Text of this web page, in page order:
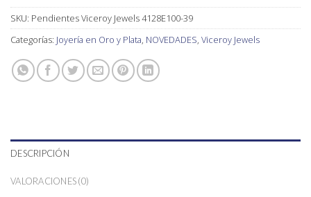
SKU: Pendientes Viceroy Jewels 4128E100-39
Categorías: Joyería en Oro y Plata, NOVEDADES, Viceroy Jewels
DESCRIPCIÓN
VALORACIONES (0)